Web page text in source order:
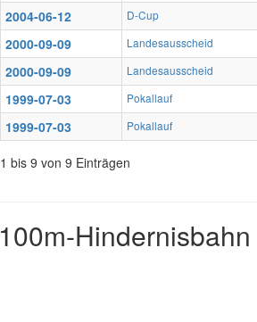
2004-06-12 D-Cup
2000-09-09 Landesausscheid
2000-09-09 Landesausscheid
1999-07-03 Pokallauf
1999-07-03 Pokallauf
1 bis 9 von 9 Einträgen
100m-